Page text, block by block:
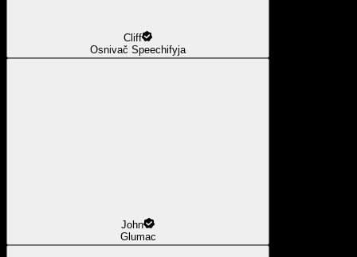
Cliff
Osnivač Speechifyja
John
Glumac